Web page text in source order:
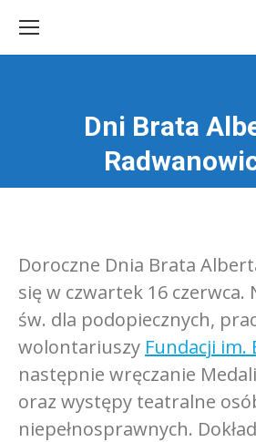
Dni Brata
Jesteś tutaj:
Doroczne Dnia Brata
się w czwartek 16 czerwca.
św. dla podopiecznych,
wolontariuszy Fundacji
następnie wręczanie
oraz występy teatralne
niepełnosprawnych.